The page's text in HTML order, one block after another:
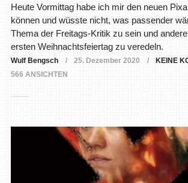
Heute Vormittag habe ich mir den neuen
können und wüsste nicht, was passender
Thema der Freitags-Kritik zu sein und
ersten Weihnachtsfeiertag zu veredeln.
Wulf Bengsch 25. Dezember 2020
KEINE
566 ANSICHTEN